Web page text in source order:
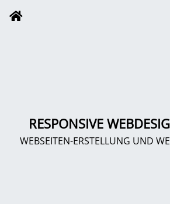
RESPONSIVE
WEBSEITEN-ERSTELLUNG UND